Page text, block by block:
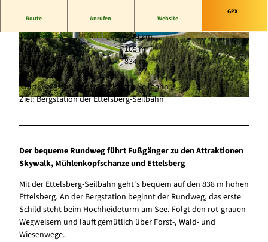
© Skywalk Willingen | CC-BY-SA
© Ettelsberg-Seilbahn, David Heise |
CC-BY-SA
© Tourist-Information Willingen, Maik Juleman
n | CC-BY-SA
Route Anrufen Website
GPX
1:10 h
4,09 km
112 m
105 m
724 m
834 m
110 m
Start: Bergstation der Ettelsberg-Seilbahn
Ziel: Bergstation der Ettelsberg-Seilbahn
Der bequeme Rundweg führt Fußgänger zu den Attraktionen
Skywalk, Mühlenkopfschanze und Ettelsberg
Mit der Ettelsberg-Seilbahn geht's bequem auf den 838 m hohen
Ettelsberg. An der Bergstation beginnt der Rundweg, das erste
Schild steht beim Hochheideturm am See. Folgt den rot-grauen
Wegweisern und lauft gemütlich über Forst-, Wald- und
Wiesenwege.